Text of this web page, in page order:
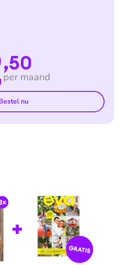
,50
per maand
nu